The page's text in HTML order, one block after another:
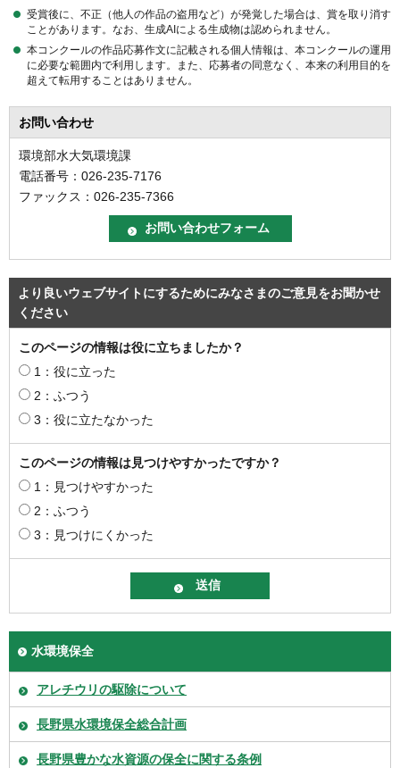
受賞後に、不正（他人の作品の盗用など）が発覚した場合は、賞を取り消す
ことがあります。なお、生成AIによる生成物は認められません。
本コンクールの作品応募作文に記載される個人情報は、本コンクールの運用
に必要な範囲内で利用します。また、応募者の同意なく、本来の利用目的を
超えて転用することはありません。
お問い合わせ
環境部水大気環境課
電話番号：026-235-7176
ファックス：026-235-7366
より良いウェブサイトにするためにみなさまのご意見をお聞かせ
ください
このページの情報は役に立ちましたか？
1：役に立った
2：ふつう
3：役に立たなかった
このページの情報は見つけやすかったですか？
1：見つけやすかった
2：ふつう
3：見つけにくかった
水環境保全
アレチウリの駆除について
長野県水環境保全総合計画
長野県豊かな水資源の保全に関する条例